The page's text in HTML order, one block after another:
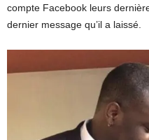
compte Facebook leurs
dernier message qu’il a laissé.